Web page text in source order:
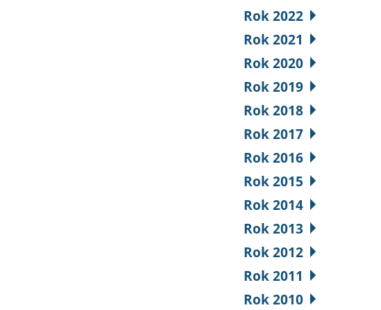
Rok 2022
Rok 2021
Rok 2020
Rok 2019
Rok 2018
Rok 2017
Rok 2016
Rok 2015
Rok 2014
Rok 2013
Rok 2012
Rok 2011
Rok 2010